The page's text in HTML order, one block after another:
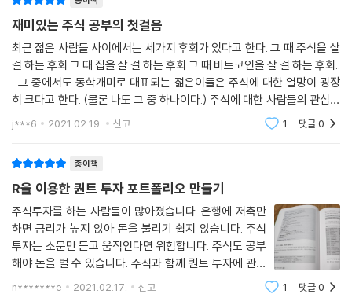
9.2 저변동성 전략 192
9.2.1 저변동성 포트폴리오 구하기: 일간 기준 · 194
9.2.2 저변동성 포트폴리오 구하기: 주간 기준 · 197
9.3 모멘텀 전략 199
9.3.1 모멘텀 포트폴리오 구하기: 12개월 모멘텀 · 200
9.3.2 모멘텀 포트폴리오 구하기: 위험조정 수익률 · 202
9.4 밸류 전략 205
9.4.2 각 지표 결합하기 · 207
9.5 퀄리티 전략 210
9.5.1 F-Score 지표 · 210
9.5.2 각 지표 결합하기 · 216
CHAPTER 10 퀀트 전략을 이용한 종목 선정(심화) ＿ 219
10.1 섹터 중립 포트폴리오 219
4. 웹페이지를 통한 지속적인 업데이트 및 전체 소스 제공!
퀀트 투자 환경은 빠르게 변하지만 고정된 지면으로는 변화에 빠른 대처가
어렵습니다. 그러므로 다음과 같이 저자가 제공하는 웹페이지를 통해 업데
이트된 내용이나 변화된 환경에 대응할 수 있습니다.
웹페이지: https://hyunyulhenry.github.io/quant_cookbook
GitHub 저장소: https://github.com/hyunyulhenry/quant_cookb
이 책의 대상 독자
- R을 이용해 퀀트 투자 전략을 세우려는 분
- 퀀트 투자를 하고 싶지만 데이터 구매 비용에 부담을 느끼는 분
- 퀀트 투자, 제대로 알고 시작하고 싶으신 분
- R을 이용해 데이터 크롤링하는 방법을 알고 싶으신 분
- R 데이터 수집 및 가공, 시각화를 실습해 보고 싶으신 분
재미있는 주식 공부의 첫걸음
최근 젊은 사람들 사이에서는 세가지 후회가 있다고 한다. 그 때 주식을 살
걸 하는 후회 그 때 집을 살 걸 하는 후회 그 때 비트코인을 살 걸 하는 후회..
히 크다고 한다. (물론 나도 그 중 하나이다.) 주식에 대한 사람들의 관심은
누군가에게는 우려로, 누군가에게는 희망으로 분출된다. 하지만
j***6 2021.02.19. 신고 1 댓글0
종이책
R을 이용한 퀀트 투자 포트폴리오 만들기
주식투자를 하는 사람들이 많아졌습니다. 은행에 저축만
하면 금리가 높지 않아 돈을 불리기 쉽지 않습니다. 주식
투자는 소문만 듣고 움직인다면 위험합니다. 주식도 공부
해야 돈을 벌 수 있습니다. 주식과 함께 퀀트 투자에 관한
관심도 커졌습니다. 지금 소개해드릴 책은 'R을 이용한 퀀
n*******e 2021.02.17. 신고 1 댓글0